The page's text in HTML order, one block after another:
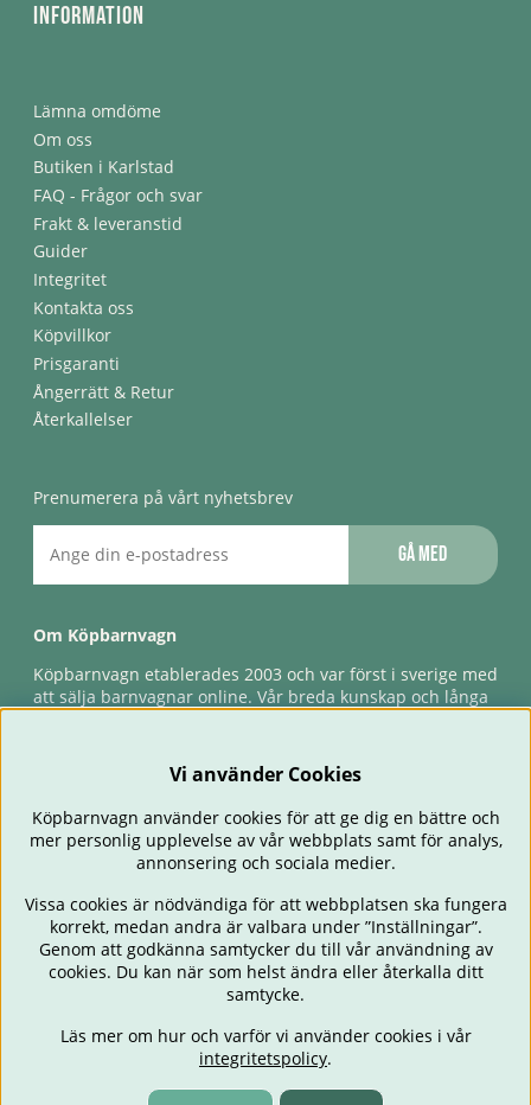
Information
Lämna omdöme
Om oss
Butiken i Karlstad
FAQ - Frågor och svar
Frakt & leveranstid
Guider
Integritet
Kontakta oss
Köpvillkor
Prisgaranti
Ångerrätt & Retur
Återkallelser
Prenumerera på vårt nyhetsbrev
Gå med
Om Köpbarnvagn
Köpbarnvagn etablerades 2003 och var först i sverige med
att sälja barnvagnar online. Vår breda kunskap och långa
förlossningsgaranti & förlängd ångerrätt.
BARNVAGNAR BILSTOLAR BABY ÄTA & MATA
RESA
OUTLET
PRESENTTIPS
Vi använder Cookies
Köpbarnvagn använder cookies för att ge dig en bättre och
mer personlig upplevelse av vår webbplats samt för analys,
annonsering och sociala medier.
Vissa cookies är nödvändiga för att webbplatsen ska fungera
korrekt, medan andra är valbara under ”Inställningar”.
Genom att godkänna samtycker du till vår användning av
cookies. Du kan när som helst ändra eller återkalla ditt
samtycke.
Läs mer om hur och varför vi använder cookies i vår
integritetspolicy.